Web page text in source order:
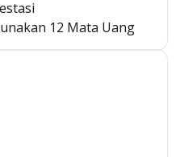
12 Mata Uang